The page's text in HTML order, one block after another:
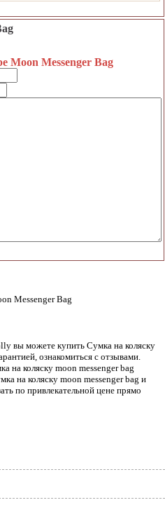
Moon Messenger Bag
Messenger Bag
вы можете купить Сумка на коляску
ознакомиться с отзывами.
на коляску moon messenger bag
на коляску moon messenger bag и
по привлекательной цене прямо